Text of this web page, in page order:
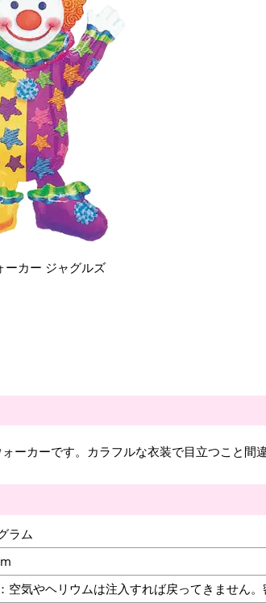
ーカー ジャグルズ
ーカーです。カラフルな衣装で目立つこと間
ラム
空気やヘリウムは注入すれば戻ってきません。